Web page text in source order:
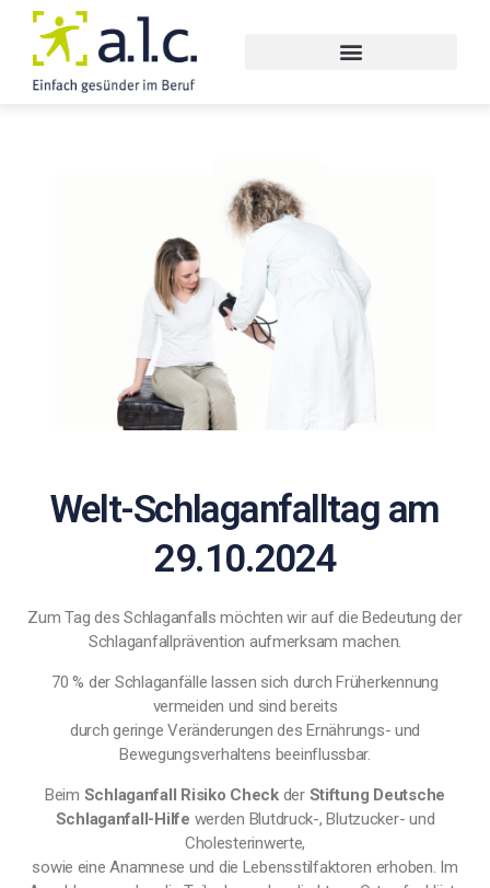
Welt-Schlaganfalltag am
29.10.2024
Zum Tag des Schlaganfalls möchten wir auf die Bedeutung der
Schlaganfallprävention aufmerksam machen.
70 % der Schlaganfälle lassen sich durch Früherkennung
vermeiden und sind bereits
durch geringe Veränderungen des Ernährungs- und
Bewegungsverhaltens beeinflussbar.
Beim Schlaganfall Risiko Checkder Stiftung Deutsche
Schlaganfall-Hilfe werden Blutdruck-, Blutzucker- und
Cholesterinwerte,
sowie eine Anamnese und die Lebensstilfaktoren erhoben. Im